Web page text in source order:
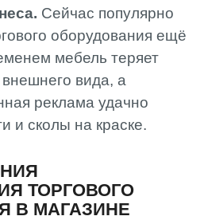
Сейчас популярно
оборудования ещё
мебель теряет
внешнего вида, а
реклама удачно
и сколы на краске.
ТОРГОВОГО
В МАГАЗИНЕ